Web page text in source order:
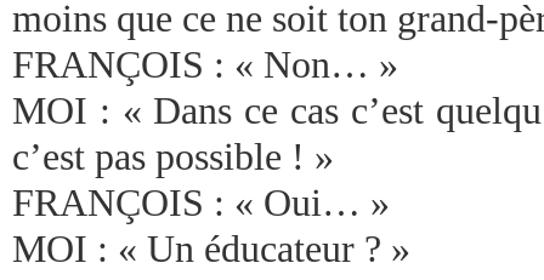
moins que ce ne soit ton grand-
FRANÇOIS : « Non… »
MOI : « Dans ce cas c’est
c’est pas possible ! »
FRANÇOIS : « Oui… »
MOI : « Un éducateur ? »